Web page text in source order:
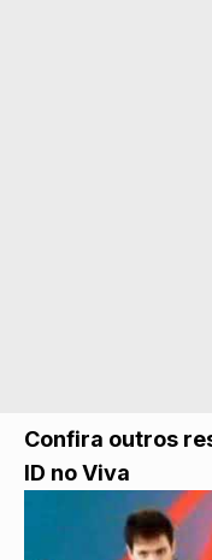
Confira outros
ID no Viva